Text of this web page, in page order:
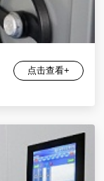
点击查看+